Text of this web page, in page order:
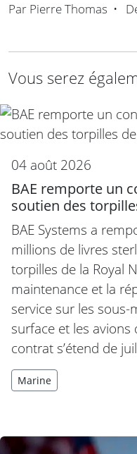
Par Pierre Thomas •
Vous serez
04 août 2026
BAE remporte un
soutien des
BAE Systems a
millions de livres
torpilles de la Royal
maintenance et la
service sur les sous-
surface et les
contrat s’étend de
Marine